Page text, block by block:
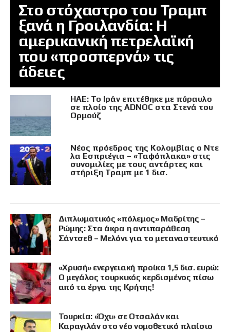
Στο στόχαστρο του Τραμπ
ξανά η Γροιλανδία: Η
αμερικανική πετρελαϊκή
που «προσπερνά» τις
άδειες
ΗΑΕ: Το Ιράν επιτέθηκε με πύραυλο
σε πλοίο της ADNOC στα Στενά του
Ορμούζ
Νέος πρόεδρος της Κολομβίας ο Ντε
λα Εσπριέγια – «Ταφόπλακα» στις
συνομιλίες με τους αντάρτες και
στήριξη Τραμπ με 1 δισ.
Διπλωματικός «πόλεμος» Μαδρίτης –
Ρώμης: Στα άκρα η αντιπαράθεση
Σάντσεθ – Μελόνι για το μεταναστευτικό
«Χρυσή» ενεργειακή προίκα 1,5 δισ. ευρώ:
Ο μεγάλος τουρκικός κερδισμένος πίσω
από τα έργα της Κρήτης!
Τουρκία: «Όχι» σε Οτσαλάν και
Καραγιλάν στο νέο νομοθετικό πλαίσιο